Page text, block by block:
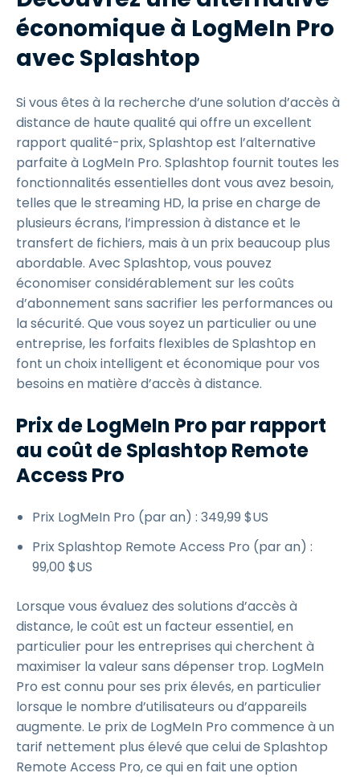
économique à LogMeIn Pro
avec Splashtop
Si vous êtes à la recherche d’une solution d’accès à
distance de haute qualité qui offre un excellent
rapport qualité-prix, Splashtop est l’alternative
parfaite à LogMeIn Pro. Splashtop fournit toutes les
fonctionnalités essentielles dont vous avez besoin,
telles que le streaming HD, la prise en charge de
plusieurs écrans, l’impression à distance et le
transfert de fichiers, mais à un prix beaucoup plus
abordable. Avec Splashtop, vous pouvez
économiser considérablement sur les coûts
d’abonnement sans sacrifier les performances ou
la sécurité. Que vous soyez un particulier ou une
entreprise, les forfaits flexibles de Splashtop en
font un choix intelligent et économique pour vos
besoins en matière d’accès à distance.
Prix de LogMeIn Pro par rapport
au coût de Splashtop Remote
Access Pro
Prix LogMeIn Pro (par an) : 349,99 $US
Prix Splashtop Remote Access Pro (par an) :
99,00 $US
Lorsque vous évaluez des solutions d’accès à
distance, le coût est un facteur essentiel, en
particulier pour les entreprises qui cherchent à
maximiser la valeur sans dépenser trop. LogMeIn
Pro est connu pour ses prix élevés, en particulier
lorsque le nombre d’utilisateurs ou d’appareils
augmente. Le prix de LogMeIn Pro commence à un
tarif nettement plus élevé que celui de Splashtop
Remote Access Pro, ce qui en fait une option